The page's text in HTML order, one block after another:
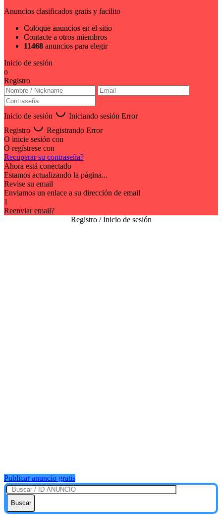
Anuncios clasificados gratis y facilito
Coloque anuncios en el sitio
Contacte a otros miembros
11468 anuncios para elegir
Inicio de sesión
o
Registro
Inicio de sesión Iniciando sesión Error
Registro
Registrando Error
O inicie sesión con
O regístrese con
Recuperar su contraseña?
Ahora está conectado
Estamos actualizando la página...
Revise su email
Enviamos un enlace a su dirección de email
1
Reenviar email?
Registro / Inicio de sesión
Publicar anuncio gratis
Buscar